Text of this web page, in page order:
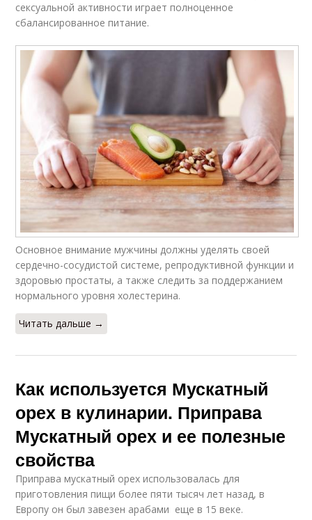
сексуальной активности играет полноценное
сбалансированное питание.
Основное внимание мужчины должны уделять своей
сердечно-сосудистой системе, репродуктивной функции и
здоровью простаты, а также следить за поддержанием
нормального уровня холестерина.
Читать дальше →
Как используется Мускатный
орех в кулинарии. Приправа
Мускатный орех и ее полезные
свойства
Приправа мускатный орех использовалась для
приготовления пищи более пяти тысяч лет назад, в
Европу он был завезен арабами еще в 15 веке.